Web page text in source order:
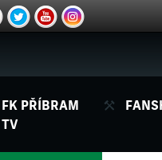
FK PŘÍBRAM
TV